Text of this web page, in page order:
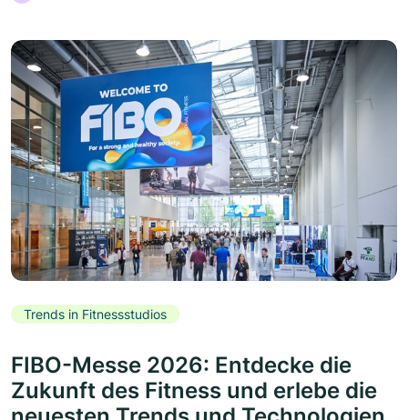
Trends in Fitnessstudios
FIBO-Messe 2026: Entdecke die
Zukunft des Fitness und erlebe die